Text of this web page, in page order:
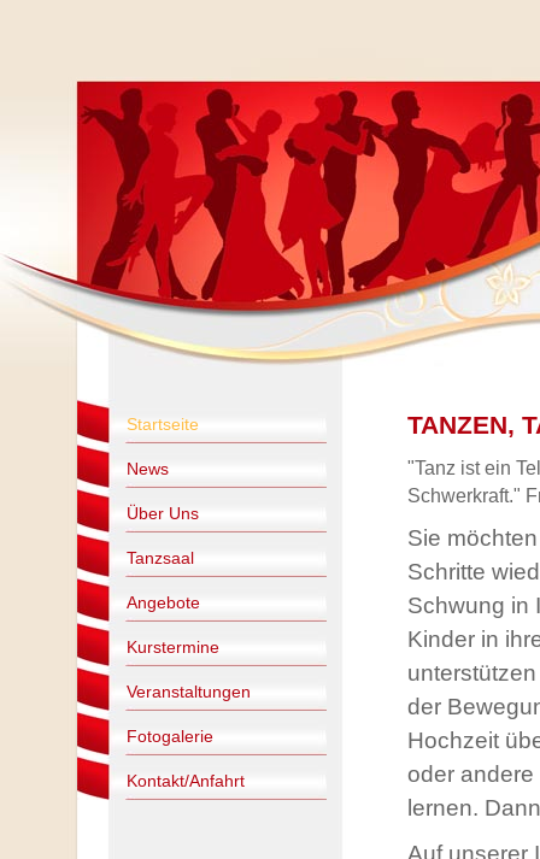
Startseite
News
Über Uns
Tanzsaal
Angebote
Kurstermine
Veranstaltungen
Fotogalerie
Kontakt/Anfahrt
TANZEN,
"Tanz ist ein
Schwerkraft."
Sie
Schritte
Schwung in
Kinder in
der
Hochzeit
oder
lernen.
Auf unserer